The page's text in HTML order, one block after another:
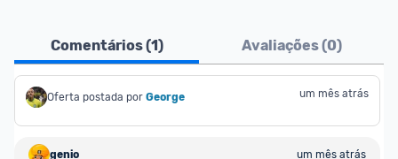
Comentários (1) Avaliações (0)
Oferta postada por George um mês atrás
genio
um mês atrás